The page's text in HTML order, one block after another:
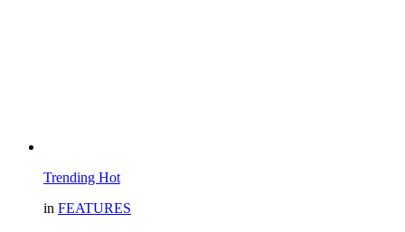
Trending Hot
in FEATURES